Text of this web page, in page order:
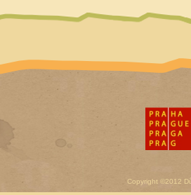
Copyright ©2012